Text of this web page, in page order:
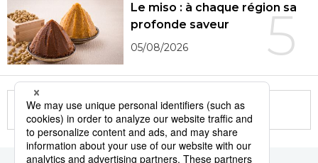
5
Le miso : à chaque région sa
profonde saveur
05/08/2026
More in this series